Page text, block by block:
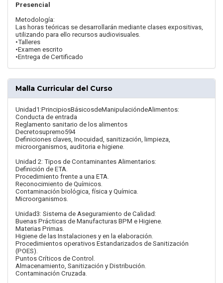
Presencial
Metodología:
Las horas teóricas se desarrollarán mediante clases expositivas,
utilizando para ello recursos audiovisuales.
•Talleres
•Examen escrito
•Entrega de Certificado
Malla Curricular del Curso
Unidad1:PrincipiosBásicosdeManipulacióndeAlimentos:
Conducta de entrada
Reglamento sanitario de los alimentos
Decretosupremo594
Definiciones claves, Inocuidad, sanitización, limpieza,
microorganismos, auditoria e higiene.
Unidad 2: Tipos de Contaminantes Alimentarios:
Definición de ETA.
Procedimiento frente a una ETA.
Reconocimiento de Químicos.
Contaminación biológica, física y Química.
Microorganismos.
Unidad3: Sistema de Aseguramiento de Calidad:
Buenas Prácticas de Manufacturas BPM e Higiene.
Materias Primas.
Higiene de las Instalaciones y en la elaboración.
Procedimientos operativos Estandarizados de Sanitización
(POES).
Puntos Críticos de Control.
Almacenamiento, Sanitización y Distribución.
Contaminación Cruzada.